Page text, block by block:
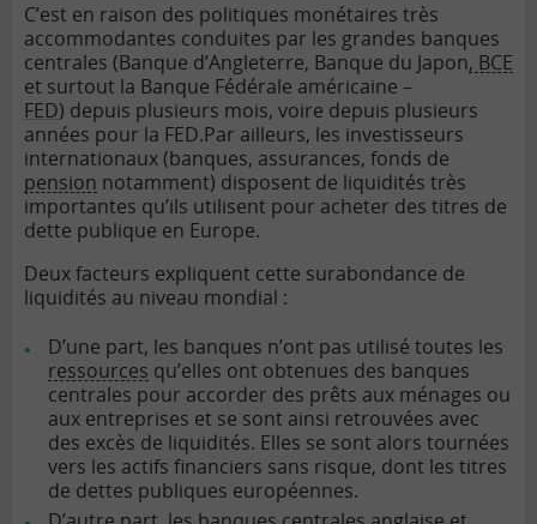
C’est en raison des politiques monétaires très
accommodantes conduites par les grandes banques
centrales (Banque d’Angleterre, Banque du Japon, BCE
et surtout la Banque Fédérale américaine –
FED) depuis plusieurs mois, voire depuis plusieurs
années pour la FED.Par ailleurs, les investisseurs
internationaux (banques, assurances, fonds de
pension notamment) disposent de liquidités très
importantes qu’ils utilisent pour acheter des titres de
dette publique en Europe.
Deux facteurs expliquent cette surabondance de
liquidités au niveau mondial :
D’une part, les banques n’ont pas utilisé toutes les
ressources qu’elles ont obtenues des banques
centrales pour accorder des prêts aux ménages ou
aux entreprises et se sont ainsi retrouvées avec
des excès de liquidités. Elles se sont alors tournées
vers les actifs financiers sans risque, dont les titres
de dettes publiques européennes.